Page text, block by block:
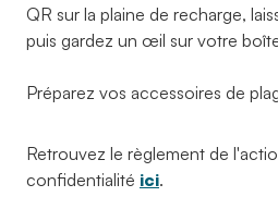
QR sur la plaine de recharge,
puis gardez un œil sur votre
Préparez vos accessoires de
Retrouvez le règlement de
confidentialité ici.